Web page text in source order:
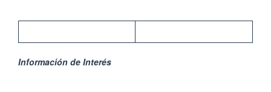
Información de Interés